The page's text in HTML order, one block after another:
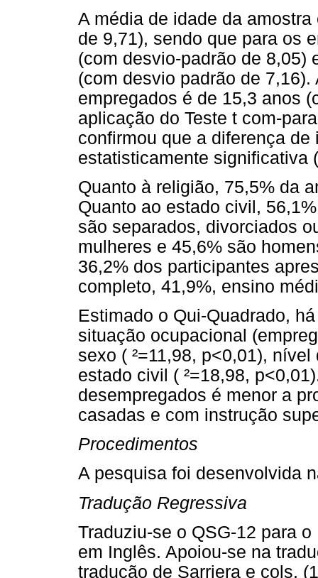
A média de idade da
de 9,71), sendo que para os
(com desvio-padrão de 8,05)
(com desvio padrão de
empregados é de 15,3 anos
aplicação do Teste t com-
confirmou que a diferença
estatisticamente significativa
Quanto à religião, 75,5% da
Quanto ao estado civil,
são separados, divorciados
mulheres e 45,6% são
36,2% dos participantes
completo, 41,9%, ensino
Estimado o Qui-Quadrado,
situação ocupacional
sexo ( ²=11,98, p<0,01),
estado civil ( ²=18,98,
desempregados é menor a
casadas e com instrução
Procedimentos
A pesquisa foi desenvolvida
Tradução Regressiva
Traduziu-se o QSG-12 para
em Inglês. Apoiou-se na
tradução de Sarriera e cols.